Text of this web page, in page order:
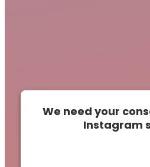
We need your
Instagram